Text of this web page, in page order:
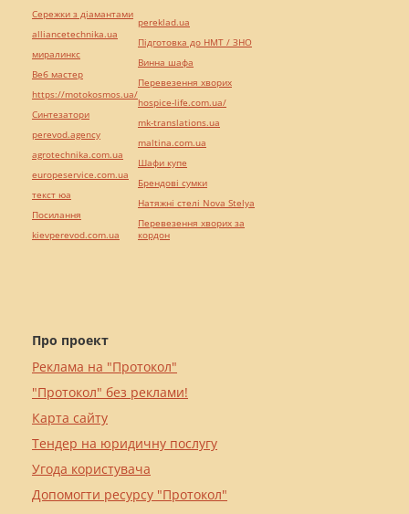
Про проект
Реклама на "Протокол"
"Протокол" без реклами!
Карта сайту
Тендер на юридичну послугу
Угода користувача
Допомогти ресурсу "Протокол"
Сережки з діамантами
alliancetechnika.ua
миралинкс
Веб мастер
https://motokosmos.ua/
Синтезатори
perevod.agency
agrotechnika.com.ua
europeservice.com.ua
текст юа
Посилання
kievperevod.com.ua
pereklad.ua
Підготовка до НМТ / ЗНО
Винна шафа
Перевезення хворих
hospice-life.com.ua/
mk-translations.ua
maltina.com.ua
Шафи купе
Брендові сумки
Натяжні стелі Nova Stelya
Перевезення хворих за
кордон